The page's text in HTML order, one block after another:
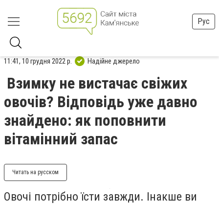
Рус
11:41, 10 грудня 2022 р. Надійне джерело
Взимку не вистачає свіжих
овочів? Відповідь уже давно
знайдено: як поповнити
вітамінний запас
Читать на русском
Овочі потрібно їсти завжди. Інакше ви